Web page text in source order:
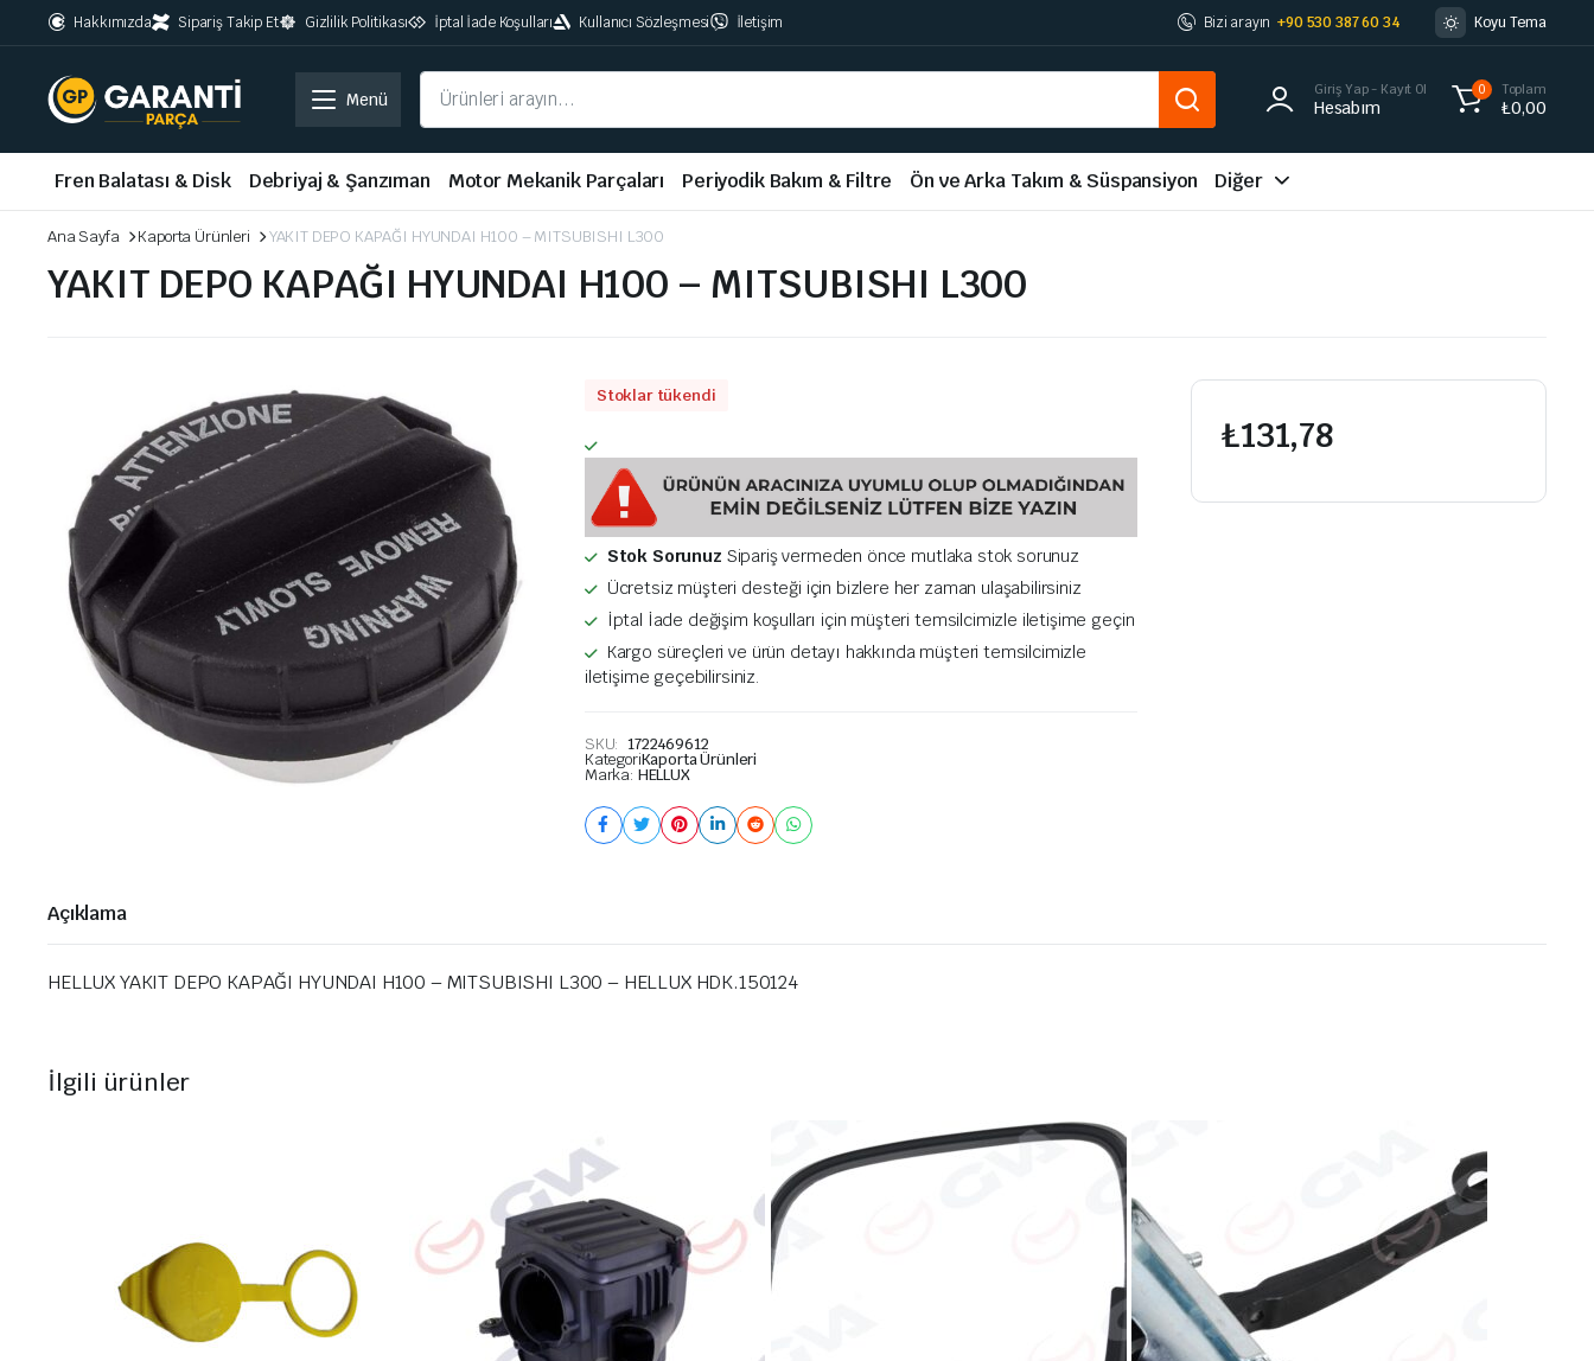
Hakkımızda Sipariş Takip Et Gizlilik Politikası İptal İade Koşulları Kullanıcı Sözleşmesi İletişim Bizi arayın +90 530 387 60 34 Koyu Tema
Menü Giriş Yap - Kayıt Ol
Hesabım
0 Toplam
₺0,00
Fren Balatası & Disk Debriyaj & Şanzıman Motor Mekanik Parçaları Periyodik Bakım & Filtre Ön ve Arka Takım & Süspansiyon Diğer
Ana Sayfa Kaporta Ürünleri YAKIT DEPO KAPAĞI HYUNDAI H100 – MITSUBISHI L300
YAKIT DEPO KAPAĞI HYUNDAI H100 – MITSUBISHI L300
₺131,78
Stoklar tükendi
Stok Sorunuz Sipariş vermeden önce mutlaka stok sorunuz
Ücretsiz müşteri desteği için bizlere her zaman ulaşabilirsiniz
İptal İade değişim koşulları için müşteri temsilcimizle iletişime geçin
Kargo süreçleri ve ürün detayı hakkında müşteri temsilcimizle
iletişime geçebilirsiniz.
SKU: 1722469612
KategoriKaporta Ürünleri
Marka: HELLUX
Açıklama
HELLUX YAKIT DEPO KAPAĞI HYUNDAI H100 – MITSUBISHI L300 – HELLUX HDK.150124
İlgili ürünler